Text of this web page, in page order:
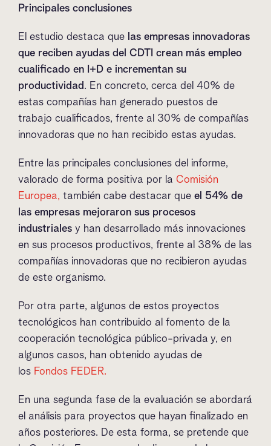
Principales conclusiones
El estudio destaca que las empresas innovadoras
que reciben ayudas del CDTI crean más empleo
cualificado en I+D e incrementan su
productividad. En concreto, cerca del 40% de
estas compañías han generado puestos de
trabajo cualificados, frente al 30% de compañías
innovadoras que no han recibido estas ayudas.
Entre las principales conclusiones del informe,
valorado de forma positiva por la Comisión
Europea, también cabe destacar que el 54% de
las empresas mejoraron sus procesos
industriales y han desarrollado más innovaciones
en sus procesos productivos, frente al 38% de las
compañías innovadoras que no recibieron ayudas
de este organismo.
Por otra parte, algunos de estos proyectos
tecnológicos han contribuido al fomento de la
cooperación tecnológica público-privada y, en
algunos casos, han obtenido ayudas de
los Fondos FEDER.
En una segunda fase de la evaluación se abordará
el análisis para proyectos que hayan finalizado en
años posteriores. De esta forma, se pretende que